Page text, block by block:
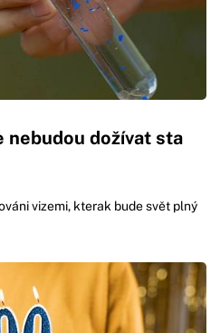
nebudou dožívat sta
vizemi, kterak bude svět plný